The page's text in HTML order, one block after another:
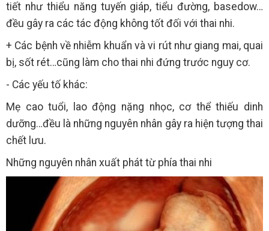
tiết như thiểu năng tuyến giáp, tiểu đường, basedow…
đều gây ra các tác động không tốt đối với thai nhi.
+ Các bệnh về nhiễm khuẩn và vi rút như giang mai, quai
bị, sốt rét…cũng làm cho thai nhi đứng trước nguy cơ.
- Các yếu tố khác:
Mẹ cao tuổi, lao động nặng nhọc, cơ thể thiếu dinh
dưỡng…đều là những nguyên nhân gây ra hiện tượng thai
chết lưu.
Những nguyên nhân xuất phát từ phía thai nhi